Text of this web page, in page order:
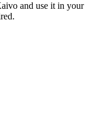
and use it in your